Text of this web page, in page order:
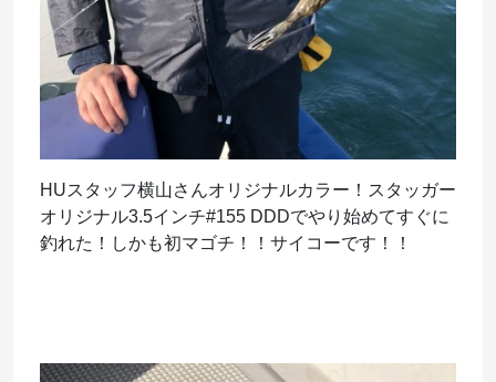
HUスタッフ横山さんオリジナルカラー！スタッガー
オリジナル3.5インチ#155 DDDでやり始めてすぐに
釣れた！しかも初マゴチ！！サイコーです！！